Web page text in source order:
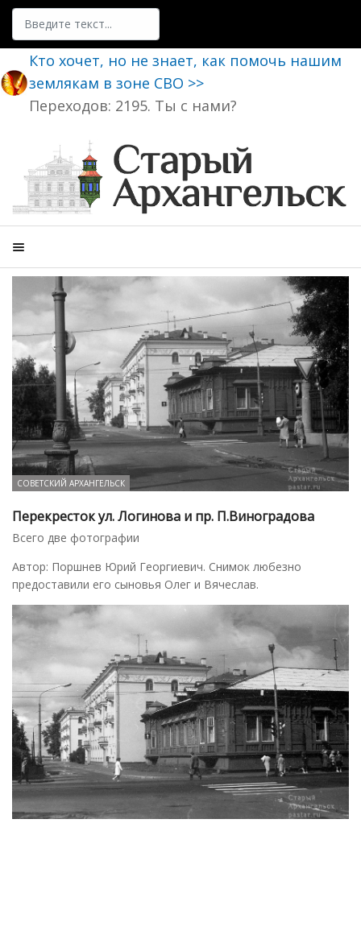
Поиск
Кто хочет, но не знает, как помочь нашим
землякам в зоне СВО >>
Переходов: 2195. Ты с нами?
СОВЕТСКИЙ АРХАНГЕЛЬСК
Перекресток ул. Логинова и пр. П.Виноградова
Всего две фотографии
Автор: Поршнев Юрий Георгиевич. Снимок любезно
предоставили его сыновья Олег и Вячеслав.